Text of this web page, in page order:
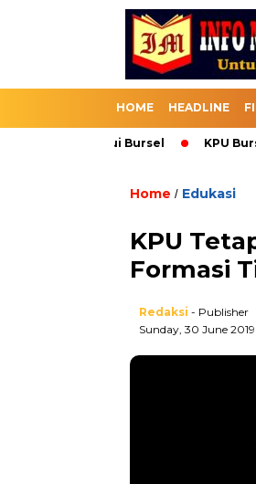
HOME HEADLINE
Melalui Bursel KPU Bursel
Home / Edukasi
KPU
Formasi
Redaksi - Publisher
Sunday, 30 June 2019